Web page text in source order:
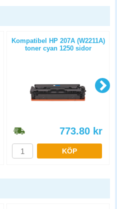
Kompatibel HP 207A (W2211A)
toner cyan 1250 sidor
773.80 kr
KÖP